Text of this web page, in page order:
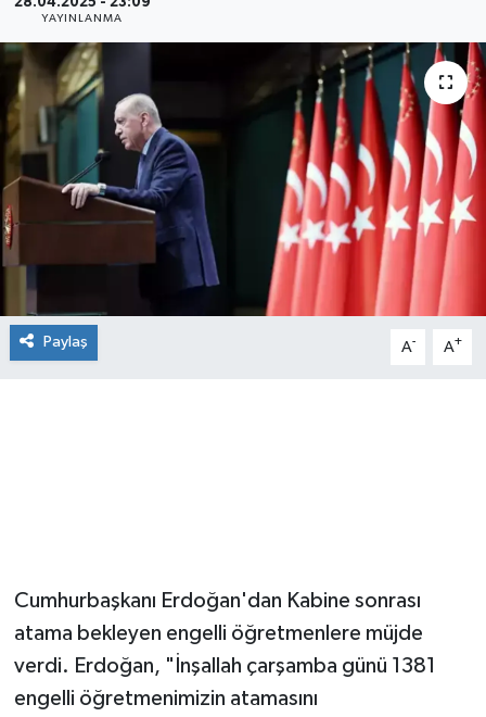
28.04.2025 - 23:09
YAYINLANMA
Paylaş A- A+
Cumhurbaşkanı Erdoğan'dan Kabine sonrası
atama bekleyen engelli öğretmenlere müjde
verdi. Erdoğan, "İnşallah çarşamba günü 1381
engelli öğretmenimizin atamasını